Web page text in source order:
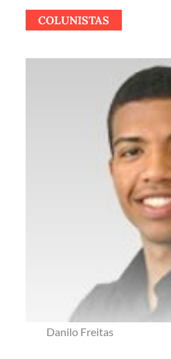
COLUNISTAS
Danilo Freitas